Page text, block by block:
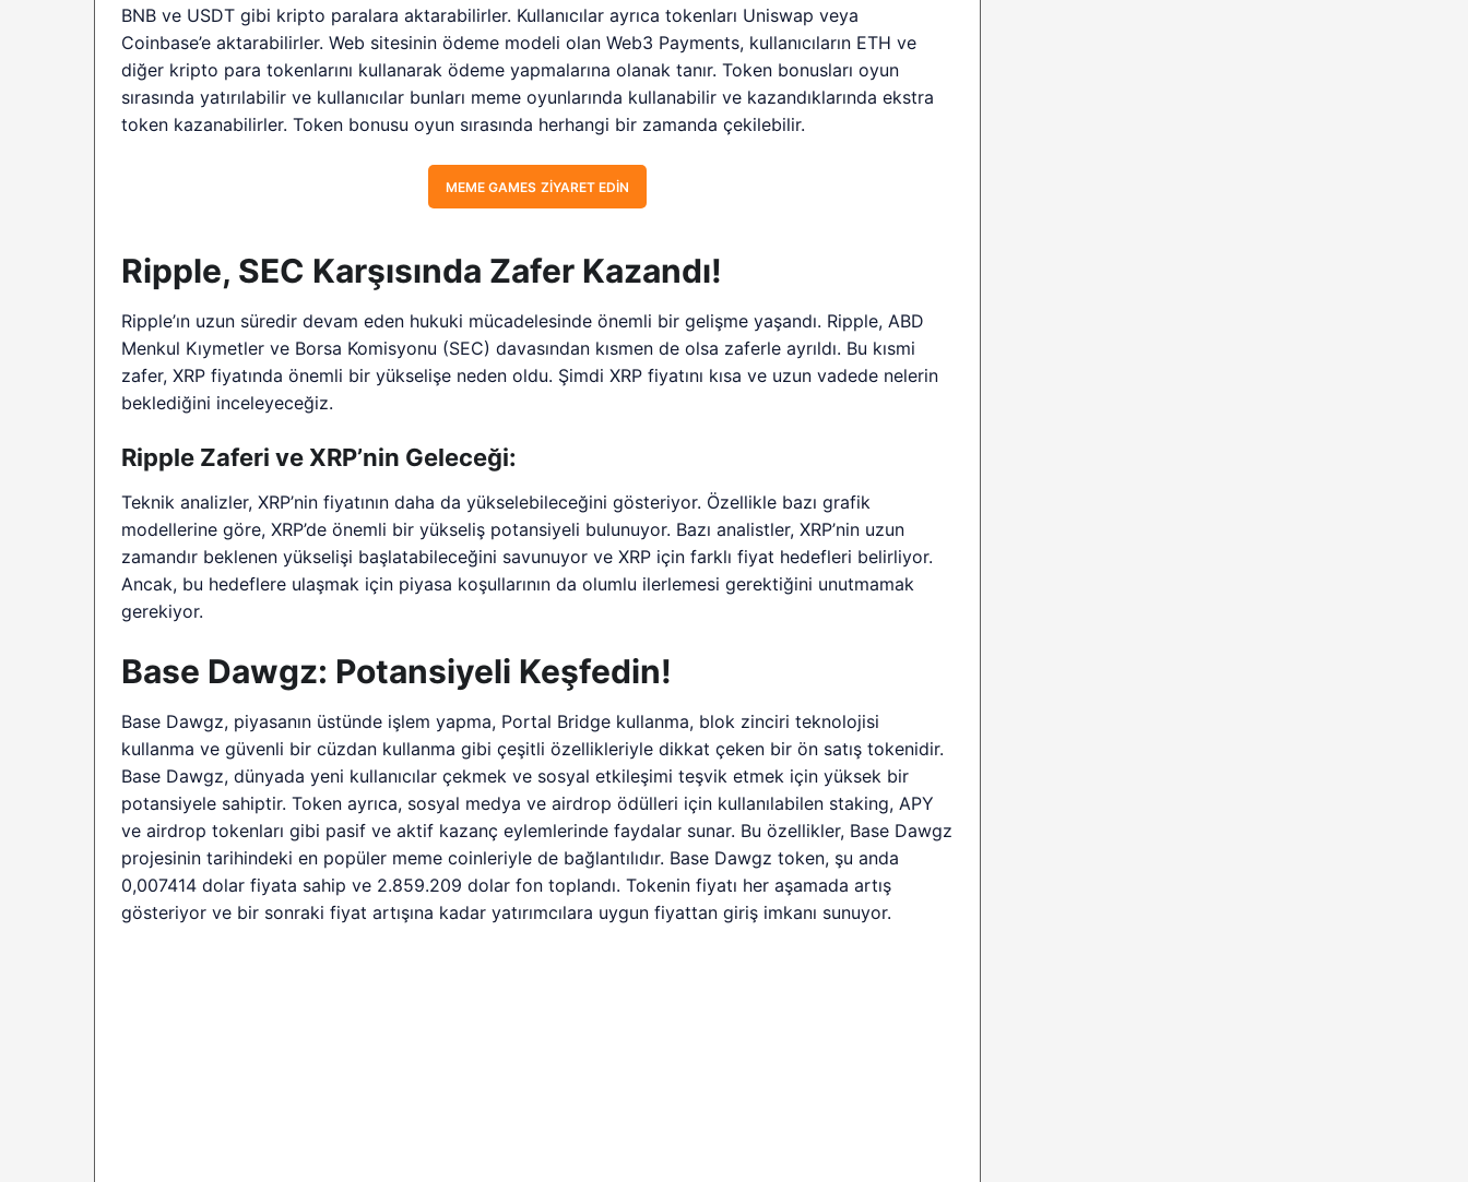
BNB ve USDT gibi kripto paralara aktarabilirler. Kullanıcılar ayrıca tokenları Uniswap veya
Coinbase’e aktarabilirler. Web sitesinin ödeme modeli olan Web3 Payments, kullanıcıların ETH ve
diğer kripto para tokenlarını kullanarak ödeme yapmalarına olanak tanır. Token bonusları oyun
sırasında yatırılabilir ve kullanıcılar bunları meme oyunlarında kullanabilir ve kazandıklarında ekstra
token kazanabilirler. Token bonusu oyun sırasında herhangi bir zamanda çekilebilir.
MEME GAMES ZIYARET EDIN
Ripple, SEC Karşısında Zafer Kazandı!
Ripple’ın uzun süredir devam eden hukuki mücadelesinde önemli bir gelişme yaşandı. Ripple, ABD
Menkul Kıymetler ve Borsa Komisyonu (SEC) davasından kısmen de olsa zaferle ayrıldı. Bu kısmi
zafer, XRP fiyatında önemli bir yükselişe neden oldu. Şimdi XRP fiyatını kısa ve uzun vadede nelerin
beklediğini inceleyeceğiz.
Ripple Zaferi ve XRP’nin Geleceği:
Teknik analizler, XRP’nin fiyatının daha da yükselebileceğini gösteriyor. Özellikle bazı grafik
modellerine göre, XRP’de önemli bir yükseliş potansiyeli bulunuyor. Bazı analistler, XRP’nin uzun
zamandır beklenen yükselişi başlatabileceğini savunuyor ve XRP için farklı fiyat hedefleri belirliyor.
Ancak, bu hedeflere ulaşmak için piyasa koşullarının da olumlu ilerlemesi gerektiğini unutmamak
gerekiyor.
Base Dawgz: Potansiyeli Keşfedin!
Base Dawgz, piyasanın üstünde işlem yapma, Portal Bridge kullanma, blok zinciri teknolojisi
kullanma ve güvenli bir cüzdan kullanma gibi çeşitli özellikleriyle dikkat çeken bir ön satış tokenidir.
Base Dawgz, dünyada yeni kullanıcılar çekmek ve sosyal etkileşimi teşvik etmek için yüksek bir
potansiyele sahiptir. Token ayrıca, sosyal medya ve airdrop ödülleri için kullanılabilen staking, APY
ve airdrop tokenları gibi pasif ve aktif kazanç eylemlerinde faydalar sunar. Bu özellikler, Base Dawgz
projesinin tarihindeki en popüler meme coinleriyle de bağlantılıdır. Base Dawgz token, şu anda
0,007414 dolar fiyata sahip ve 2.859.209 dolar fon toplandı. Tokenin fiyatı her aşamada artış
gösteriyor ve bir sonraki fiyat artışına kadar yatırımcılara uygun fiyattan giriş imkanı sunuyor.